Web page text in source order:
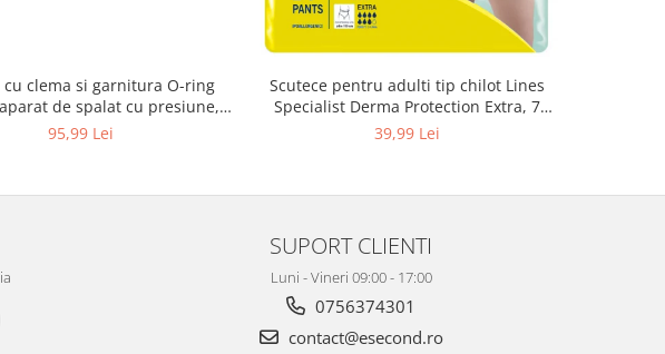
cu clema si garnitura O-ring
de spalat cu presiune,
4.064-047.0, K2, K3, K4
95,99 Lei
Scutece pentru adulti tip chilot Lines
Specialist Derma Protection Extra, 7
picaturi, marimea M, 14 bucati
39,99 Lei
SUPORT CLIENTI
Luni - Vineri 09:00 - 17:00
0756374301
contact@esecond.ro